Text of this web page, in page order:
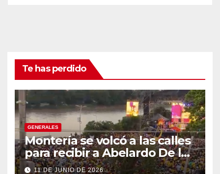
Te has perdido
GENERALES
Montería se volcó a las calles
para recibir a Abelardo De la
Espriella
11 DE JUNIO DE 2026